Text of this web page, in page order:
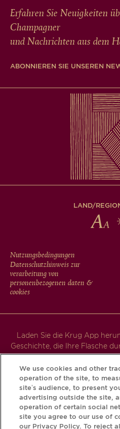
Erfahren Sie Neuigkeiten
Champagner
und Nachrichten aus dem
ABONNIEREN SIE UNSEREN
LAND/
FOOTER
MENU
Nutzungsbedingungen
Datenschutzhinweis zur
verarbeitung von
personenbezogenen daten &
cookies
Laden Sie die Krug App
Geschichte, die Ihre Flasche
hat.
We use cookies and other
operation of the site, to
site’s audience, to present
advertising outside the site,
operation of certain social
site you agree to our use of
our Privacy Policy. To reject